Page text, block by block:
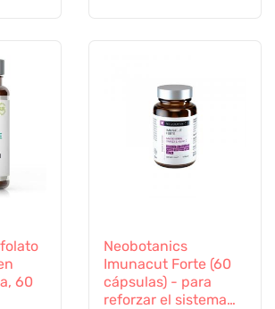
60
Neobotanics
Imunacut Forte (60
cápsulas) - para
reforzar el sistema